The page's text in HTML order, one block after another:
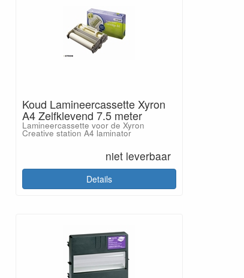
Koud Lamineercassette Xyron
A4 Zelfklevend 7.5 meter
Lamineercassette voor de Xyron
Creative station A4 laminator
niet leverbaar
Details